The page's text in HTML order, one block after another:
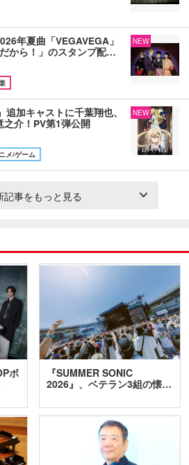
年夏曲「VEGAVEGA」
から！」のスタンプ配…
NEW
加キャストに千葉翔也、
介！PV第1弾公開
メ/ゲーム
NEW
記事をもっと見る
ボ
『SUMMER SONIC
2026』、ベテラン3組の懐…